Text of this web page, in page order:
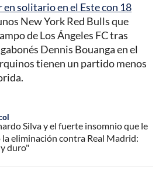
solitario en el Este con 18
New York Red Bulls que
de Los Ángeles FC tras
Dennis Bouanga en el
tienen un partido menos
Silva y el fuerte insomnio que le
eliminación contra Real Madrid:
duro"